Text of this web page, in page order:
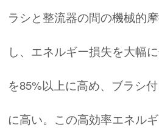
ラシと整流器の間の機械的
し、エネルギー損失を大幅
を85%以上に高め、ブラシ
に高い。この高効率エネル